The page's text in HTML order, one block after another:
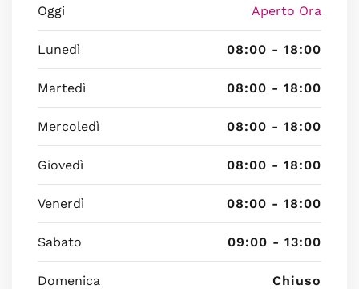
Oggi Aperto Ora
Lunedì 08:00 - 18:00
Martedì 08:00 - 18:00
Mercoledì 08:00 - 18:00
Giovedì 08:00 - 18:00
Venerdì 08:00 - 18:00
Sabato 09:00 - 13:00
Domenica Chiuso